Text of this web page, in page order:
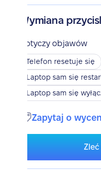
Wymiana
Dotyczy objawów
Telefon resetuje się
Laptop sam się
Laptop sam się
Zapytaj o